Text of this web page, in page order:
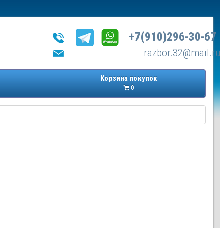
+7(910)296-30-67
Корзина покупок
0